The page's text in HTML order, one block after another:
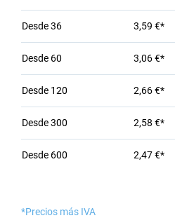
Desde36 3,59 €*
Desde 60 3,06 €*
Desde 120 2,66 €*
Desde300 2,58 €*
Desde 600 2,47 €*
*Precios más IVA